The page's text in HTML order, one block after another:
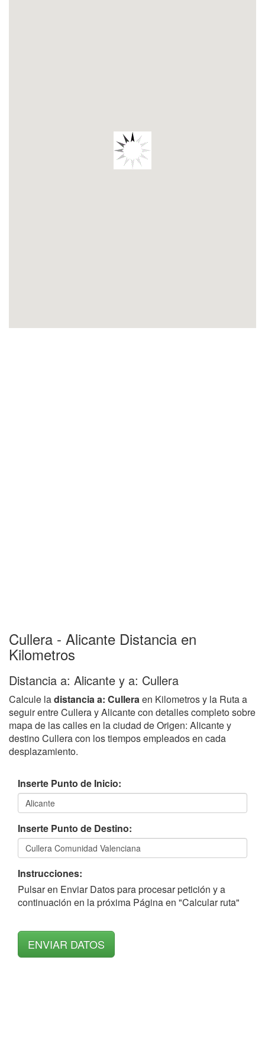
Cullera - Alicante Distancia en
Kilometros
Distancia a: Alicante y a: Cullera
Calcule ladistancia a: Culleraen Kilometros y la Ruta a
seguir entre Cullera y Alicante con detalles completo sobre
mapa de las calles en la ciudad de Origen: Alicante y
destino Cullera con los tiempos empleados en cada
desplazamiento.
Inserte Punto de Inicio:
Inserte Punto de Destino:
Instrucciones:
Pulsar en Enviar Datos para procesar petición y a
continuación en la próxima Página en "Calcular ruta"